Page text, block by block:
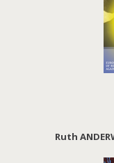
Ruth